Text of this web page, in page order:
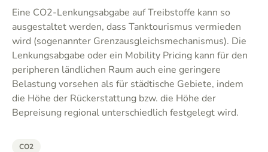
Eine CO2-Lenkungsabgabe auf Treibstoffe kann so
ausgestaltet werden, dass Tanktourismus vermieden
wird (sogenannter Grenzausgleichsmechanismus). Die
Lenkungsabgabe oder ein Mobility Pricing kann für den
peripheren ländlichen Raum auch eine geringere
Belastung vorsehen als für städtische Gebiete, indem
die Höhe der Rückerstattung bzw. die Höhe der
Bepreisung regional unterschiedlich festgelegt wird.
CO2